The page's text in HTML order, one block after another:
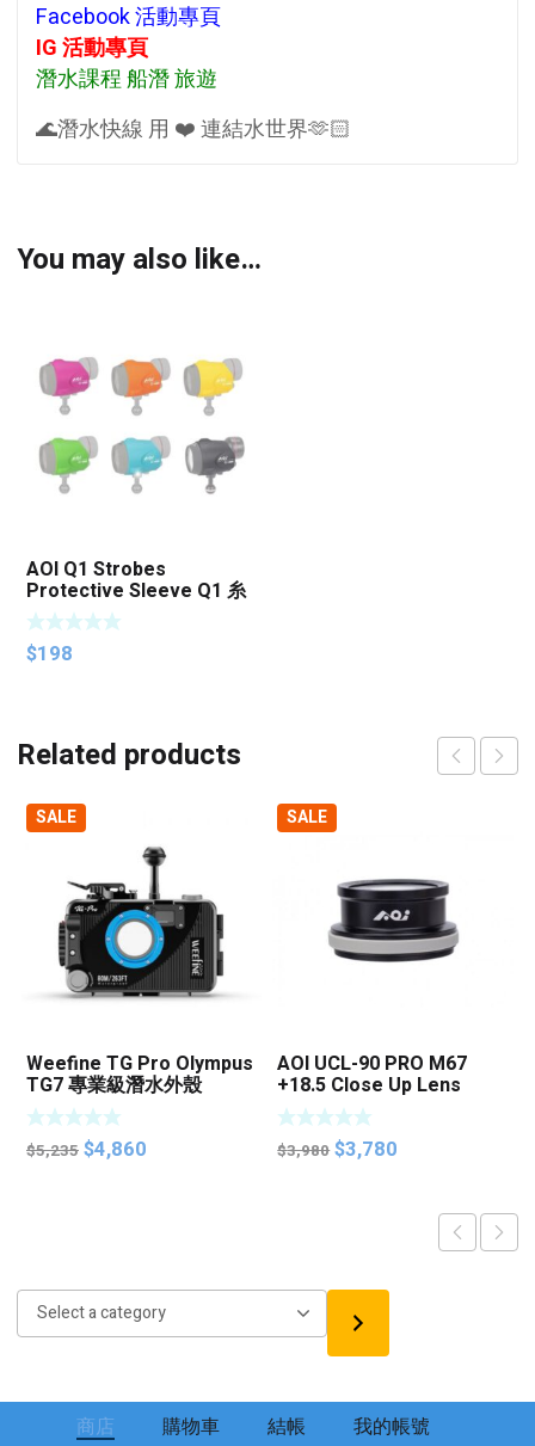
Select
Facebook 活動專頁
IG 活動專頁
潛水課程 船潛 旅遊
🌊潛水快線 用 ❤️ 連結水世界🫶🏻
You may also like…
AOI Q1 Strobes
Protective Sleeve Q1 糸
列閃燈保護套
$198
Related products
SALE
Weefine TG Pro Olympus
TG7 專業級潛水外殼
$5,235 Original
$4,860
SALE
AOI UCL-90 PRO M67
+18.5 Close Up Lens
$3,980Original
$3,780
$3,780.
商店 購物車 結帳 我的帳號